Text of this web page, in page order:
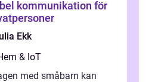
Ekk
& IoT
med småbarn kan